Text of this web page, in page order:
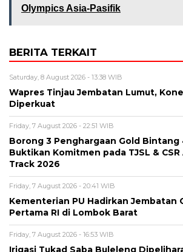
Olympics Asia-Pasifik
BERITA TERKAIT
Saturday, 8 August 2026 - 13:38 WIB
Wapres Tinjau Jembatan Lumut,
Diperkuat
Friday, 7 August 2026 - 22:51 WIB
Borong 3 Penghargaan Gold Bintang
Buktikan Komitmen pada TJSL & CSR
Track 2026
Friday, 7 August 2026 - 20:41 WIB
Kementerian PU Hadirkan Jembatan
Pertama RI di Lombok Barat
Friday, 7 August 2026 - 16:53 WIB
Irigasi Tukad Saba Buleleng